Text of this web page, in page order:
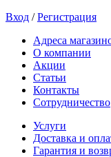
Вход /Регистрация
Адреса
О компании
Акции
Статьи
Контакты
Сотрудничество
Услуги
Доставка и
Гарантия и